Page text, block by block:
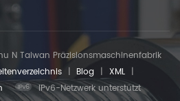
N Taiwan Präzisionsmaschinenfabrik
| Blog | XML |
IPv6-Netzwerk unterstützt